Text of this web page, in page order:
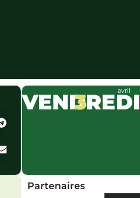
VENDREDI
3 avril
Partenaires